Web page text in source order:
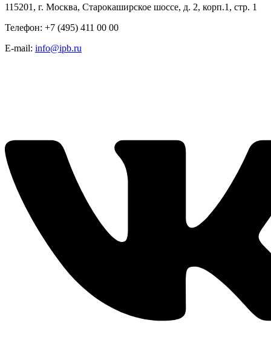
115201, г. Москва, Старокаширское шоссе, д. 2, корп.1, стр. 1
Телефон: +7 (495) 411 00 00
E-mail: info@ipb.ru